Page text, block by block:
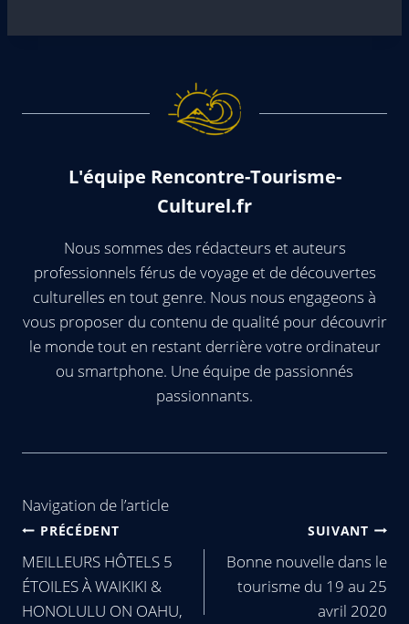
L'équipe Rencontre-Tourisme-
Culturel.fr
Nous sommes des rédacteurs et auteurs
professionnels férus de voyage et de découvertes
culturelles en tout genre. Nous nous engageons à
vous proposer du contenu de qualité pour découvrir
le monde tout en restant derrière votre ordinateur
ou smartphone. Une équipe de passionnés
passionnants.
Navigation de l’article
PRÉCÉDENT
MEILLEURS HÔTELS 5
ÉTOILES À WAIKIKI &
HONOLULU ON OAHU,
SUIVANT
Bonne nouvelle dans le
tourisme du 19 au 25
avril 2020